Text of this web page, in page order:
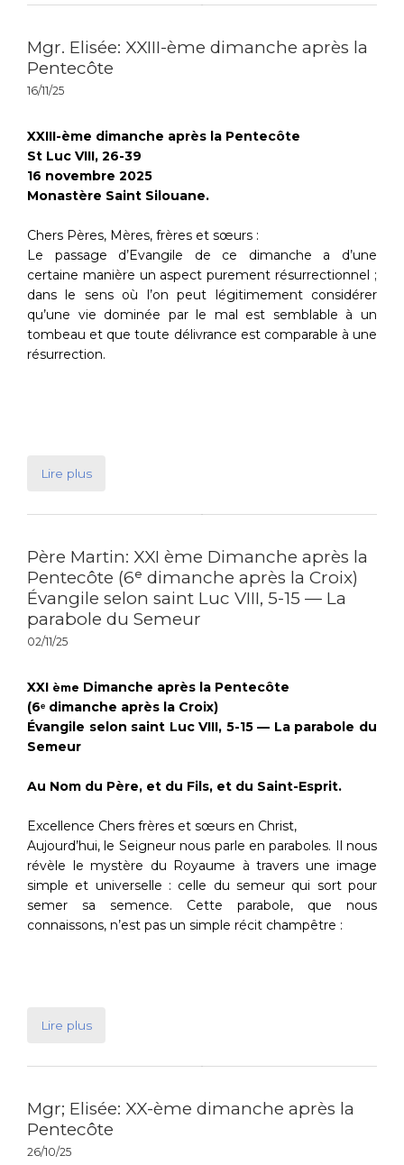
Mgr. Elisée: XXIII-ème dimanche après la
Pentecôte
16/11/25
XXIII-ème dimanche après la Pentecôte
St Luc VIII, 26-39
16 novembre 2025
Monastère Saint Silouane.
Chers Pères, Mères, frères et sœurs :
Le passage d’Evangile de ce dimanche a d’une
certaine manière un aspect purement résurrectionnel ;
dans le sens où l’on peut légitimement considérer
qu’une vie dominée par le mal est semblable à un
tombeau et que toute délivrance est comparable à une
résurrection.
Lire plus
Père Martin: XXI ème Dimanche après la
Pentecôte (6ᵉ dimanche après la Croix)
Évangile selon saint Luc VIII, 5-15 — La
parabole du Semeur
02/11/25
XXI ème Dimanche après la Pentecôte
(6ᵉ dimanche après la Croix)
Évangile selon saint Luc VIII, 5-15 — La parabole du
Semeur
Au Nom du Père, et du Fils, et du Saint-Esprit.
Excellence Chers frères et sœurs en Christ,
Aujourd’hui, le Seigneur nous parle en paraboles. Il nous
révèle le mystère du Royaume à travers une image
simple et universelle : celle du semeur qui sort pour
semer sa semence. Cette parabole, que nous
connaissons, n’est pas un simple récit champêtre :
Lire plus
Mgr; Elisée: XX-ème dimanche après la
Pentecôte
26/10/25